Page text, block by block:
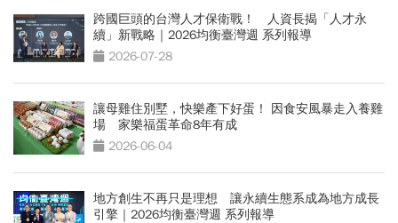
跨國巨頭的台灣人才保衛戰！ 人資長揭「人才永
續」新戰略｜2026均衡臺灣週 系列報導
2026-07-28
讓母雞住別墅，快樂產下好蛋！ 因食安風暴走入養雞
場 家樂福蛋革命8年有成
2026-06-04
地方創生不再只是理想 讓永續生態系成為地方成長
引擎｜2026均衡臺灣週 系列報導